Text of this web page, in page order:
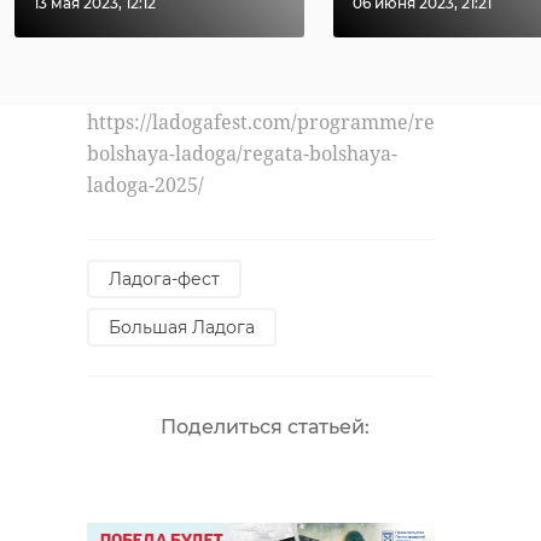
увидел.
https://ladogafest.com/programme/regata-
bolshaya-ladoga/regata-bolshaya-
ladoga-2025/
Ладога-фест
Большая Ладога
Поделиться статьей: